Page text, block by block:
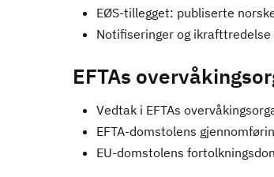
EØS-tillegget: publiserte
Notifiseringer og
EFTAs
Vedtak i EFTAs
EFTA-domstolens
EU-domstolens